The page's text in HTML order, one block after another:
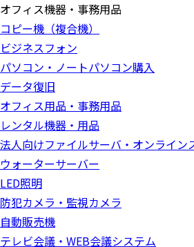
オフィス機器・事務用品
コピー機（複合機）
ビジネスフォン
パソコン・ノートパソコン購入
データ復旧
オフィス用品・事務用品
レンタル機器・用品
法人向けファイルサーバ・オンライン
ウォーターサーバー
LED照明
防犯カメラ・監視カメラ
自動販売機
テレビ会議・WEB会議システム